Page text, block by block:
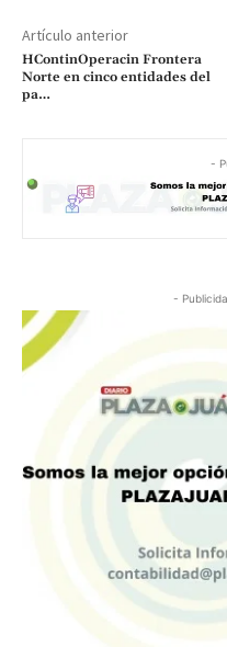
Artículo anterior
HContinOperacin Frontera
Norte en cinco entidades del
pa…
-
-